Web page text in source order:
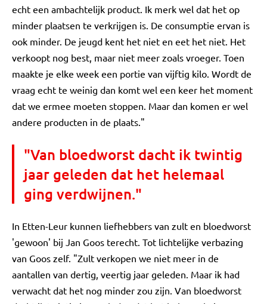
echt een ambachtelijk product. Ik merk wel dat het op
minder plaatsen te verkrijgen is. De consumptie ervan is
ook minder. De jeugd kent het niet en eet het niet. Het
verkoopt nog best, maar niet meer zoals vroeger. Toen
maakte je elke week een portie van vijftig kilo. Wordt de
vraag echt te weinig dan komt wel een keer het moment
dat we ermee moeten stoppen. Maar dan komen er wel
andere producten in de plaats."
"Van bloedworst dacht ik twintig
jaar geleden dat het helemaal
ging verdwijnen."
In Etten-Leur kunnen liefhebbers van zult en bloedworst
'gewoon' bij Jan Goos terecht. Tot lichtelijke verbazing
van Goos zelf. "Zult verkopen we niet meer in de
aantallen van dertig, veertig jaar geleden. Maar ik had
verwacht dat het nog minder zou zijn. Van bloedworst